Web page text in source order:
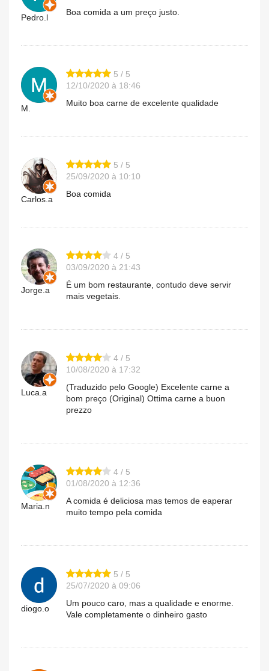
Pedro.l
Boa comida a um preço justo.
M.
5 / 5
12/10/2020 à 18:46
Muito boa carne de excelente qualidade
Carlos.a
5 / 5
25/09/2020 à 10:10
Boa comida
Jorge.a
4 / 5
03/09/2020 à 21:43
É um bom restaurante, contudo deve servir
mais vegetais.
Luca.a
4 / 5
10/08/2020 à 17:32
(Traduzido pelo Google) Excelente carne a
bom preço (Original) Ottima carne a buon
prezzo
Maria.n
4 / 5
01/08/2020 à 12:36
A comida é deliciosa mas temos de eaperar
muito tempo pela comida
diogo.o
5 / 5
25/07/2020 à 09:06
Um pouco caro, mas a qualidade e enorme.
Vale completamente o dinheiro gasto